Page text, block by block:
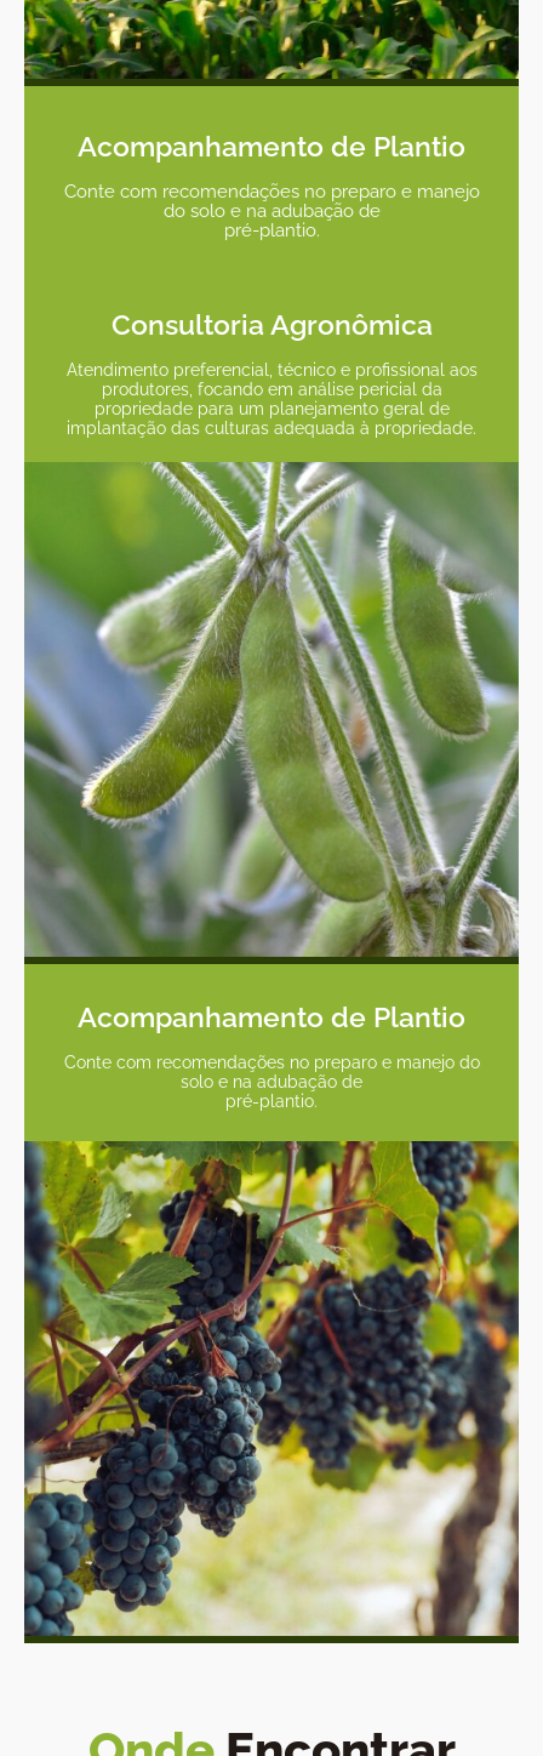
Acompanhamento de Plantio
Conte com recomendações no preparo e manejo
do solo e na adubação de
pré-plantio.
Consultoria Agronômica
Atendimento preferencial, técnico e profissional aos
produtores, focando em análise pericial da
propriedade para um planejamento geral de
implantação das culturas adequada à propriedade.
Acompanhamento de Plantio
Conte com recomendações no preparo e manejo do
solo e na adubação de
pré-plantio.